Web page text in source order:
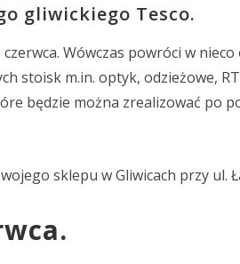
gliwickiego Tesco.
Wówczas powróci w
stoisk m.in. optyk, odzieżowe,
będzie można zrealizować po
sklepu w Gliwicach przy ul.